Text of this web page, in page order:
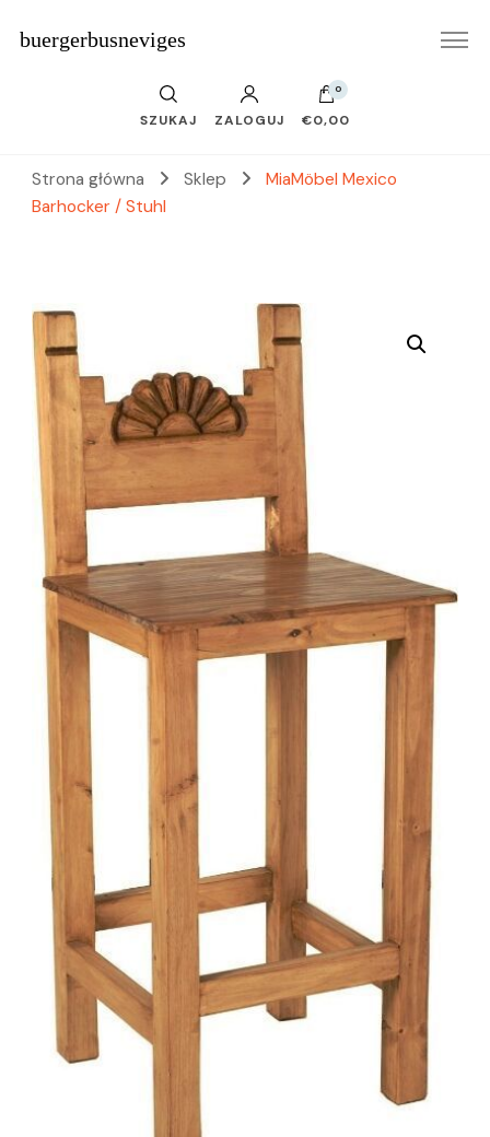
buergerbusneviges
SZUKAJ ZALOGUJ
0
€0,00
Strona główna Sklep
MiaMöbel Mexico
Barhocker / Stuhl